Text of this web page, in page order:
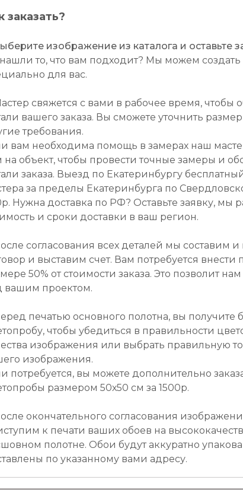
заказать?
изображение из каталога и оставьте
то, что вам подходит? Мы можем
для вас.
свяжется с вами в рабочее время, чтобы
вашего заказа. Вы сможете уточнить
требования.
вам необходима помощь в замерах наш
на объект, чтобы провести точные замеры и
заказа. Выезд по Екатеринбургу
за пределы Екатеринбурга по
Нужна доставка по РФ? Оставьте заявку, мы
и сроки доставки в ваш регион.
согласования всех деталей мы составим
и выставим счет. Вам потребуется внести
50% от стоимости заказа. Это позволит нам
вашим проектом.
печатью основного полотна, вы получите
чтобы убедиться в правильности
изображения или выбрать правильную
изображения.
потребуется, вы можете дополнительно
размером 50х50 см за 1500р.
окончательного согласования
к печати ваших обоев на
полотне. Обои будут аккуратно
по указанному вами адресу.